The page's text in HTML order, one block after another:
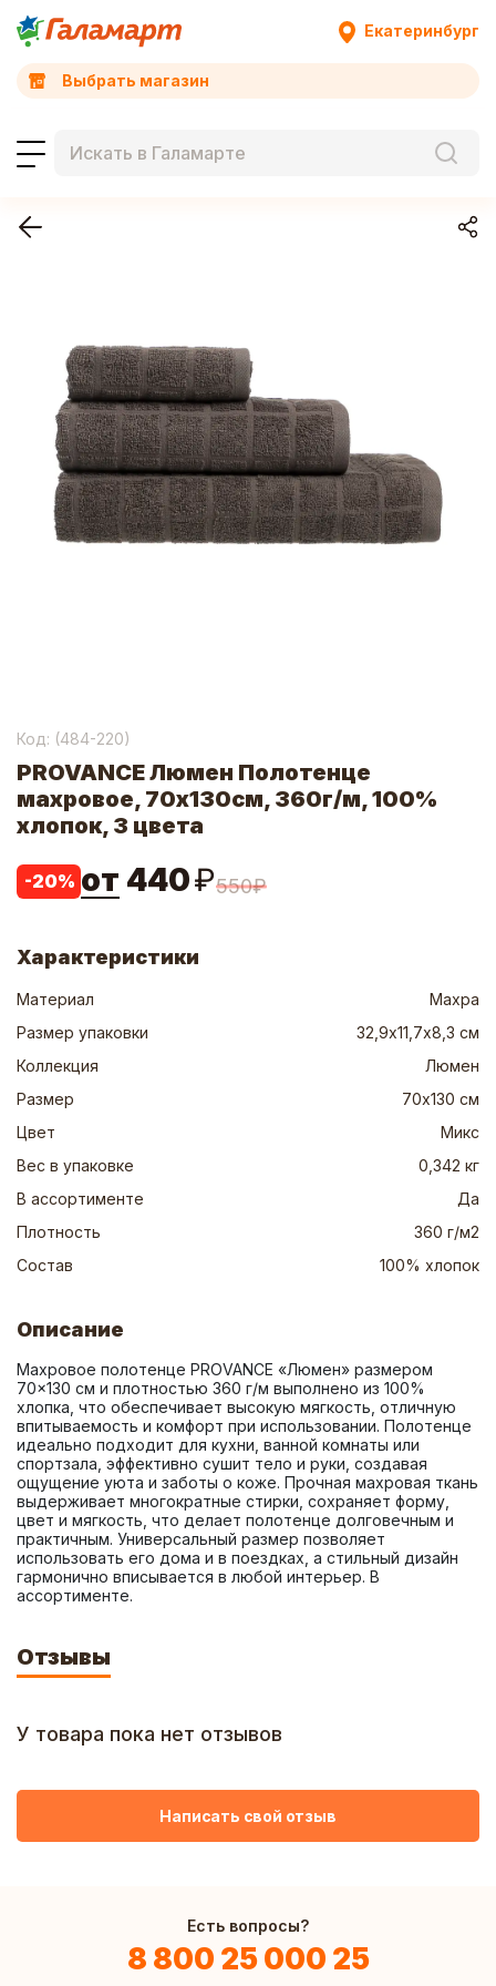
Екатеринбург
Выбрать магазин
Код: (484-220)
PROVANCE Люмен Полотенце
махровое, 70х130см, 360г/м, 100%
хлопок, 3 цвета
-20% от 440₽550₽
Характеристики
Материал
Махра
Размер упаковки
32,9х11,7х8,3 см
Коллекция
Люмен
Размер
70х130 см
Цвет
Микс
Вес в упаковке
0,342 кг
В ассортименте
Да
Плотность
360 г/м2
Состав
100% хлопок
Описание
Махровое полотенце PROVANCE «Люмен» размером
70×130 см и плотностью 360 г/м выполнено из 100%
хлопка, что обеспечивает высокую мягкость, отличную
впитываемость и комфорт при использовании. Полотенце
идеально подходит для кухни, ванной комнаты или
спортзала, эффективно сушит тело и руки, создавая
ощущение уюта и заботы о коже. Прочная махровая ткань
выдерживает многократные стирки, сохраняет форму,
цвет и мягкость, что делает полотенце долговечным и
практичным. Универсальный размер позволяет
использовать его дома и в поездках, а стильный дизайн
гармонично вписывается в любой интерьер. В
ассортименте.
Отзывы
У товара пока нет отзывов
Написать свой отзыв
Есть вопросы?
8 800 25 000 25